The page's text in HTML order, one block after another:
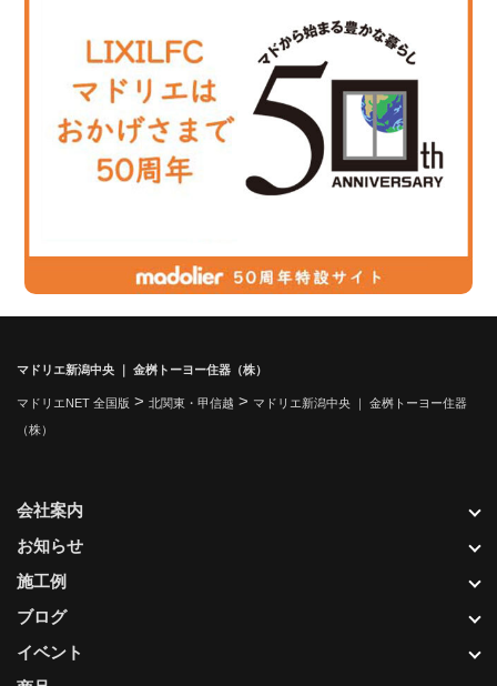
マドリエ新潟中央 ｜ 金桝トーヨー住器（株）
マドリエNET 全国版 > 北関東・甲信越 > マドリエ新潟中央 ｜ 金桝トーヨー住器
（株）
会社案内
お知らせ
施工例
ブログ
イベント